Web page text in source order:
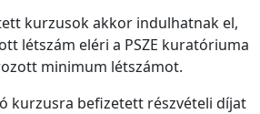
kurzusok akkor indulhatnak el,
létszám eléri a PSZE kuratóriuma
minimum létszámot.
kurzusra befizetett részvételi díjat